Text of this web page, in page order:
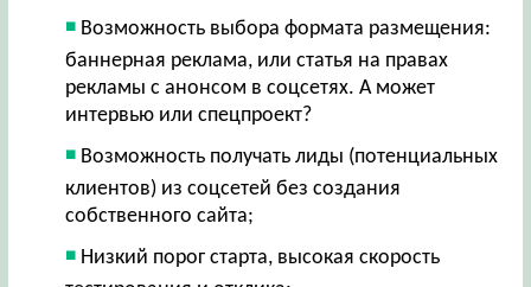
Возможность выбора формата размещения:
баннерная реклама, или статья на правах
рекламы с анонсом в соцсетях. А может
интервью или спецпроект?
Возможность получать лиды (потенциальных
клиентов) из соцсетей без создания
собственного сайта;
Низкий порог старта, высокая скорость